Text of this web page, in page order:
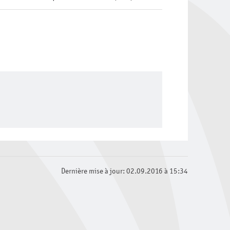
Dernière mise à jour: 02.09.2016 à 15:34